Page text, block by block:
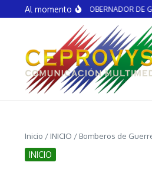
Saltar al contenido
Al momento
EX GOBERNADOR DE GUERRERO,
Inicio / INICIO / Bomberos de
INICIO